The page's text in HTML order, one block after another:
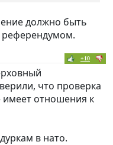
должно быть
референдумом.
+10
что проверка
имеет отношения к
в нато.